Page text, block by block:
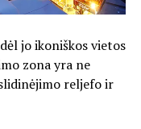
jo ikoniškos vietos
zona yra ne
reljefo ir